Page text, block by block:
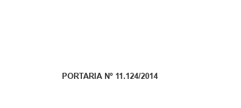
PORTARIA Nº 11.124/2014